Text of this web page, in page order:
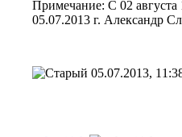
Примечание: С 02 августа
05.07.2013 г. Александр
05.07.2013,